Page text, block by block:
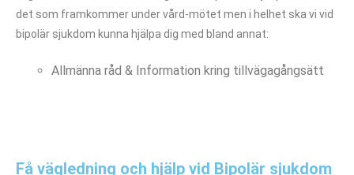
det som framkommer under vård-mötet men i helhet ska vi vid
bipolär sjukdom kunna hjälpa dig med bland annat:
Allmänna råd & Information kring tillvägagångsätt
Få vägledning och hjälp vid Bipolär sjukdom